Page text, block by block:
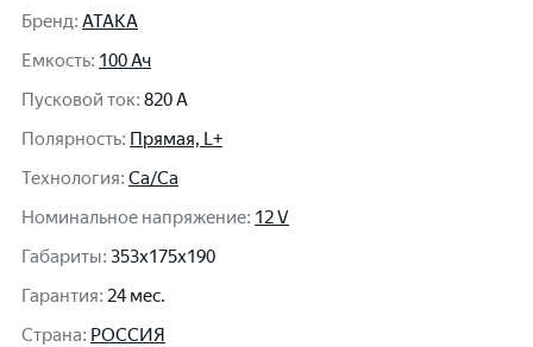
Бренд: АТАКА
Емкость: 100 Ач
Пусковой ток: 820 A
Полярность: Прямая, L+
Технология: Ca/Ca
Номинальное напряжение: 12 V
Габариты: 353x175x190
Гарантия: 24 мес.
Cтрана: РОССИЯ